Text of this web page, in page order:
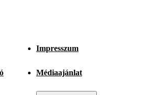
Impresszum
Médiaajánlat